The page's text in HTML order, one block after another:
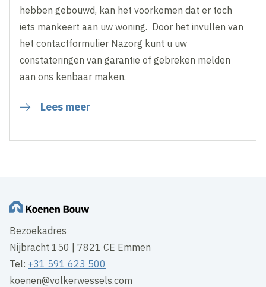
hebben gebouwd, kan het voorkomen dat er toch
iets mankeert aan uw woning. Door het invullen van
het contactformulier Nazorg kunt u uw
constateringen van garantie of gebreken melden
aan ons kenbaar maken.
Lees meer
Bezoekadres
Nijbracht 150 | 7821 CE Emmen
Tel: +31 591 623 500
koenen@volkerwessels.com